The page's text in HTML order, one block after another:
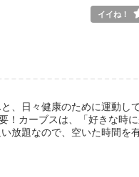
イイね！
、日々健康のために運動し
カーブスは、「好きな時に
放題なので、空いた時間を